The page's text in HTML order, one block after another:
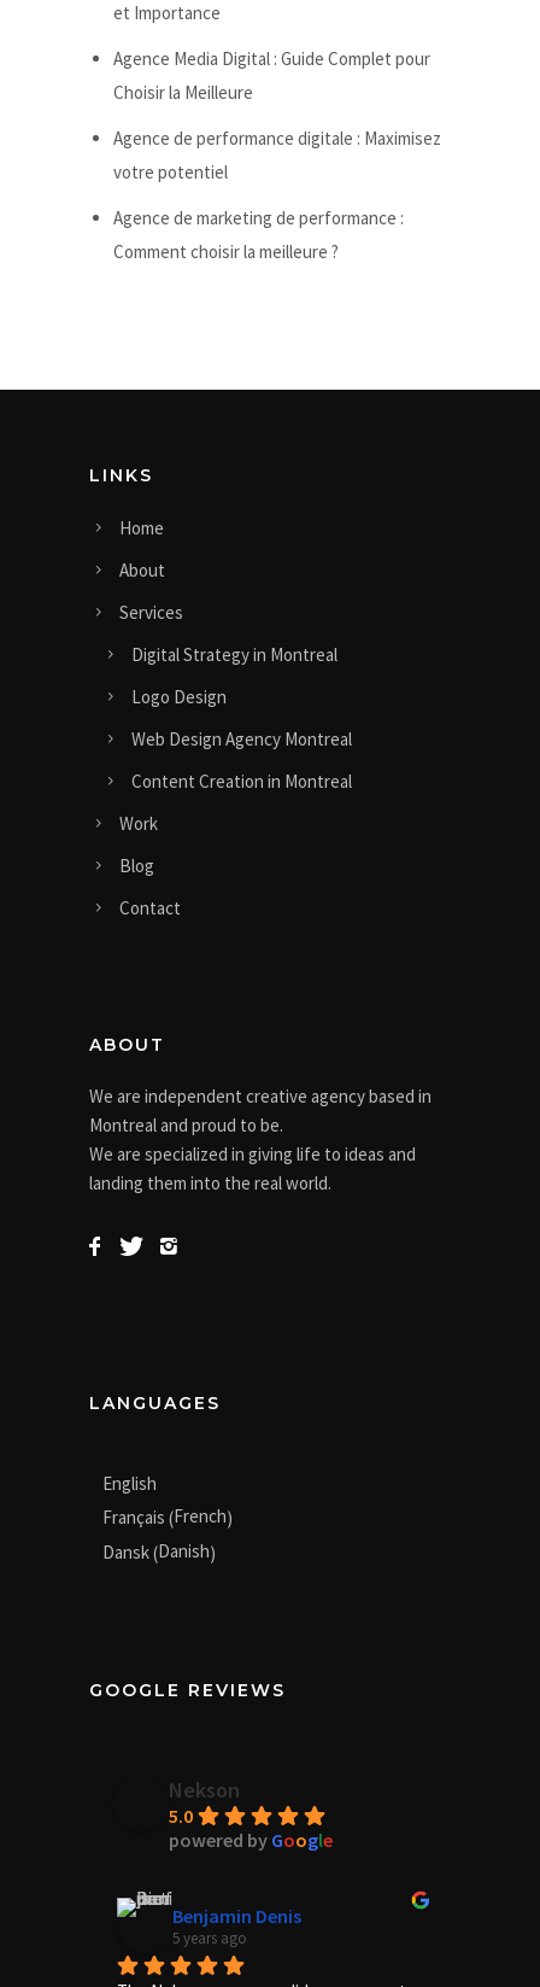
et Importance
Agence Media Digital : Guide Complet pour
Choisir la Meilleure
Agence de performance digitale : Maximisez
votre potentiel
Agence de marketing de performance :
Comment choisir la meilleure ?
LINKS
Home
About
Services
Digital Strategy in Montreal
Logo Design
Web Design Agency Montreal
Content Creation in Montreal
Work
Blog
Contact
ABOUT
We are independent creative agency based in
Montreal and proud to be.
We are specialized in giving life to ideas and
landing them into the real world.
LANGUAGES
English
Français (French)
Dansk(Danish)
GOOGLE REVIEWS
Nekson
5.0
powered by Google
Benjamin Denis
5 years ago